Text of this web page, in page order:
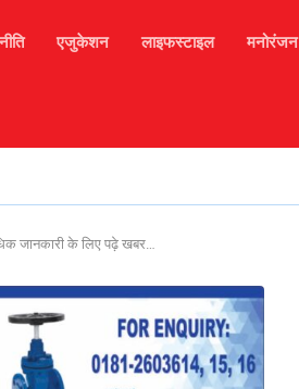
एजुकेशन लाइफस्टाइल मनोरंजन
सिगनल...
जानकारी के लिए पढ़े खबर…